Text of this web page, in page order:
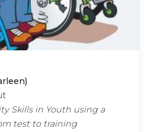
Skills in Youth using a
test to training